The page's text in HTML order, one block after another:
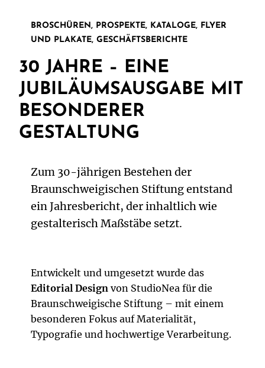
BROSCHÜREN, PROSPEKTE, KATALOGE, FLYER
UND PLAKATE, GESCHÄFTSBERICHTE
30 JAHRE – EINE
JUBILÄUMSAUSGABE MIT
BESONDERER
GESTALTUNG
Zum 30-jährigen Bestehen der
Braunschweigischen Stiftung entstand
ein Jahresbericht, der inhaltlich wie
gestalterisch Maßstäbe setzt.
Entwickelt und umgesetzt wurde das
Editorial Design von StudioNea für die
Braunschweigische Stiftung – mit einem
besonderen Fokus auf Materialität,
Typografie und hochwertige Verarbeitung.